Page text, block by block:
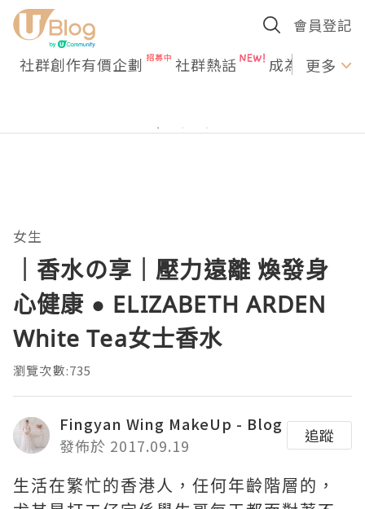
會員登記
社群創作有價企劃 社群熱話 成為U更多
女生
｜香水の享｜壓力遠離 煥發身
心健康 ● ELIZABETH ARDEN
White Tea女士香水
瀏覽次數:735
Fingyan Wing MakeUp - Blog
發佈於 2017.09.19
追蹤
生活在繁忙的香港人，任何年齡階層的，